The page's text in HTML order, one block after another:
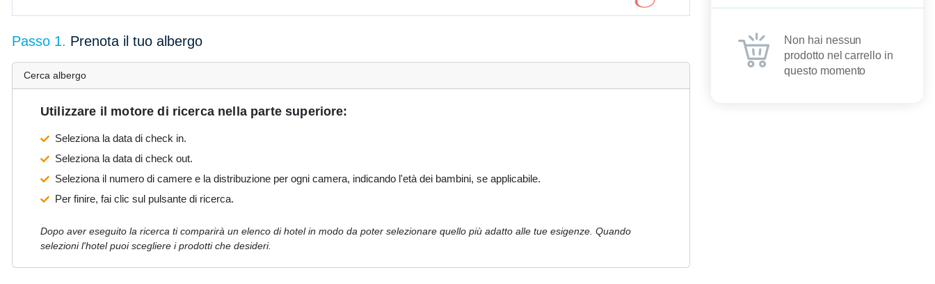
Passo 1. Prenota il tuo albergo
Cerca albergo
Utilizzare il motore di ricerca nella parte superiore:
Seleziona la data di check in.
Seleziona la data di check out.
Seleziona il numero di camere e la distribuzione per ogni camera, indicando l'età dei bambini, se applicabile.
Per finire, fai clic sul pulsante di ricerca.
Dopo aver eseguito la ricerca ti comparirà un elenco di hotel in modo da poter selezionare quello più adatto alle tue esigenze. Quando
selezioni l'hotel puoi scegliere i prodotti che desideri.
Non hai nessun
prodotto nel carrello in
questo momento